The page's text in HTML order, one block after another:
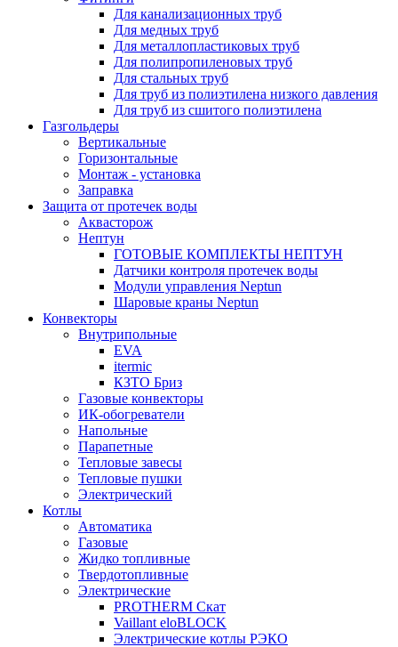
Для канализационных труб
Для медных труб
Для металлопластиковых труб
Для полипропиленовых труб
Для стальных труб
Для труб из полиэтилена низкого давления
Для труб из сшитого полиэтилена
Газгольдеры
Вертикальные
Горизонтальные
Монтаж - установка
Заправка
Защита от протечек воды
Аквасторож
Нептун
ГОТОВЫЕ КОМПЛЕКТЫ НЕПТУН
Датчики контроля протечек воды
Модули управления Neptun
Шаровые краны Neptun
Конвекторы
Внутрипольные
EVA
itermic
КЗТО Бриз
Газовые конвекторы
ИК-обогреватели
Напольные
Парапетные
Тепловые завесы
Тепловые пушки
Электрический
Котлы
Автоматика
Газовые
Жидко топливные
Твердотопливные
Электрические
PROTHERM Скат
Vaillant eloBLOCK
Электрические котлы РЭКО